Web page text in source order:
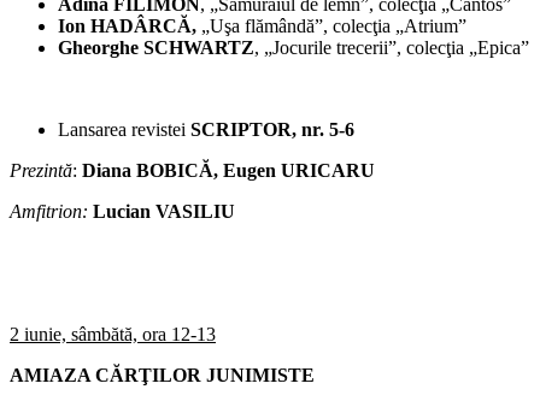
Adina FILIMON, „Samuraiul de lemn”, colecţia „Cantos”
Ion HADÂRCĂ, „Uşa flămândă”, colecţia „Atrium”
Gheorghe SCHWARTZ, „Jocurile trecerii”, colecţia „Epica”
Lansarea revistei SCRIPTOR, nr. 5-6
Prezintă: Diana BOBICĂ, Eugen URICARU
Amfitrion: Lucian VASILIU
2 iunie, sâmbătă, ora 12-13
AMIAZA CĂRŢILOR JUNIMISTE